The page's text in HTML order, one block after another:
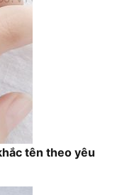
tên theo yêu